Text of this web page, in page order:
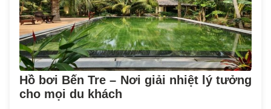
Hồ bơi Bến Tre – Nơi giải nhiệt lý tưởng
cho mọi du khách